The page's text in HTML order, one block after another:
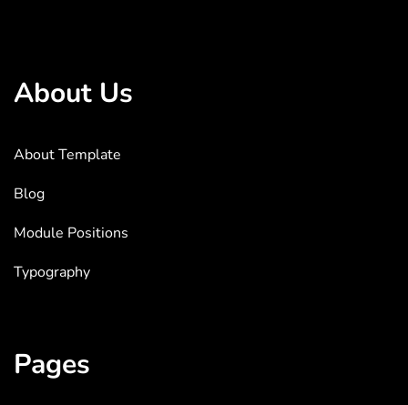
About Us
About Template
Blog
Module Positions
Typography
Pages